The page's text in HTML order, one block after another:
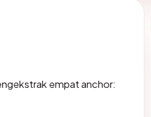
empat anchor: